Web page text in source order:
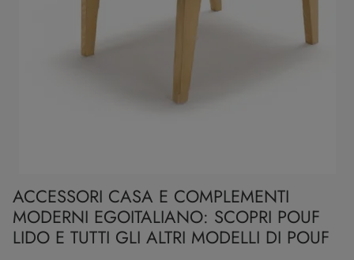
ACCESSORI CASA E COMPLEMENTI
MODERNI EGOITALIANO: SCOPRI POUF
LIDO E TUTTI GLI ALTRI MODELLI DI POUF